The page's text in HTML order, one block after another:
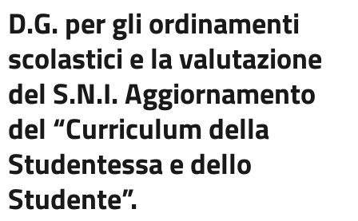
D.G. per gli ordinamenti
scolastici e la valutazione
del S.N.I. Aggiornamento
del “Curriculum della
Studentessa e dello
Studente”.